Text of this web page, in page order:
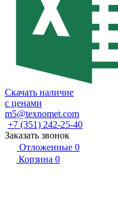
Скачать наличие
с ценами
m5@texnomet.com
+7 (351) 242-25-40
Заказать звонок
Отложенные 0
Корзина 0